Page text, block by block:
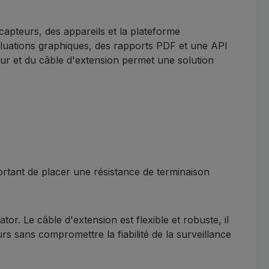
des appareils et la plateforme
graphiques, des rapports PDF et une API
et du câble d'extension permet une solution
de placer une résistance de terminaison
Le câble d'extension est flexible et robuste, il
sans compromettre la fiabilité de la surveillance